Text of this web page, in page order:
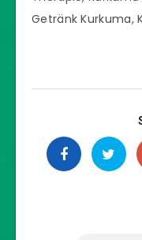
Getränk Kurkuma,